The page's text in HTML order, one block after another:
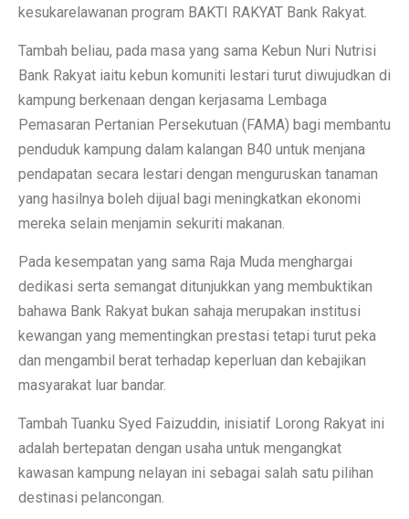
kesukarelawanan program BAKTI RAKYAT Bank Rakyat.
Tambah beliau, pada masa yang sama Kebun Nuri Nutrisi
Bank Rakyat iaitu kebun komuniti lestari turut diwujudkan di
kampung berkenaan dengan kerjasama Lembaga
Pemasaran Pertanian Persekutuan (FAMA) bagi membantu
penduduk kampung dalam kalangan B40 untuk menjana
pendapatan secara lestari dengan menguruskan tanaman
yang hasilnya boleh dijual bagi meningkatkan ekonomi
mereka selain menjamin sekuriti makanan.
Pada kesempatan yang sama Raja Muda menghargai
dedikasi serta semangat ditunjukkan yang membuktikan
bahawa Bank Rakyat bukan sahaja merupakan institusi
kewangan yang mementingkan prestasi tetapi turut peka
dan mengambil berat terhadap keperluan dan kebajikan
masyarakat luar bandar.
Tambah Tuanku Syed Faizuddin, inisiatif Lorong Rakyat ini
adalah bertepatan dengan usaha untuk mengangkat
kawasan kampung nelayan ini sebagai salah satu pilihan
destinasi pelancongan.